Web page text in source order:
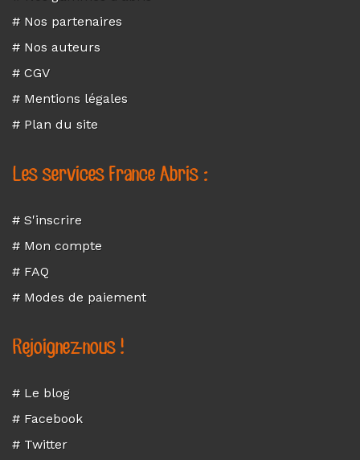
# Nos partenaires
# Nos auteurs
# CGV
# Mentions légales
# Plan du site
Les services France Abris :
# S'inscrire
# Mon compte
# FAQ
# Modes de paiement
Rejoignez-nous !
# Le blog
# Facebook
# Twitter